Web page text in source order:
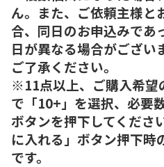
ん。また、ご依頼主様と
合、同日のお申込みであ
日が異なる場合がござい
ご了承ください。
※11点以上、ご購入希望
で「10+」を選択、必要
ボタンを押下してくださ
に入れる」ボタン押下時
です。